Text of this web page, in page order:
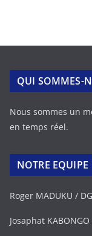
QUI SOMMES-
Nous sommes un
en temps réel.
NOTRE EQUIPE
Roger MADUKU / DG
Josaphat KABONGO